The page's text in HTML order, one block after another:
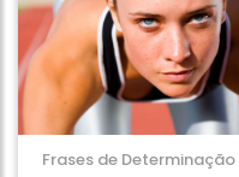
Frases de Determinação